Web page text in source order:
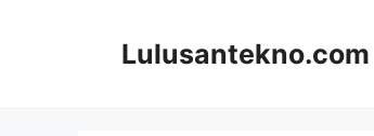
Lulusantekno.com